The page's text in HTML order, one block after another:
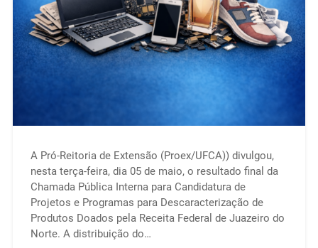
A Pró-Reitoria de Extensão (Proex/UFCA)) divulgou,
nesta terça-feira, dia 05 de maio, o resultado final da
Chamada Pública Interna para Candidatura de
Projetos e Programas para Descaracterização de
Produtos Doados pela Receita Federal de Juazeiro do
Norte. A distribuição do…